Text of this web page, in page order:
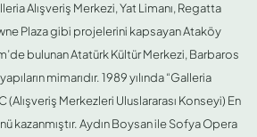
Alışveriş Merkezi, Yat Limanı, Regatta
Plaza gibi projelerini kapsayan Ataköy
bulunan Atatürk Kültür Merkezi, Barbaros
mimarıdır. 1989 yılında “Galleria
(Alışveriş Merkezleri Uluslararası Konseyi) En
kazanmıştır. Aydın Boysan ile Sofya Opera